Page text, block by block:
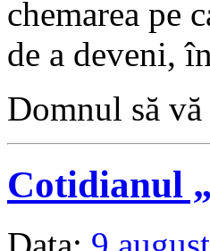
chemarea pe
de a deveni,
Domnul să
Cotidianul